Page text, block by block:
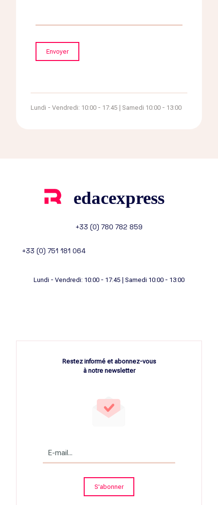
Lundi - Vendredi: 10:00 - 17:45 | Samedi 10:00 - 13:00
+33 (0) 780 782 859
+33 (0) 751 181 064
Lundi - Vendredi: 10:00 - 17:45 | Samedi 10:00 - 13:00
Restez informé et abonnez-vous
à notre newsletter